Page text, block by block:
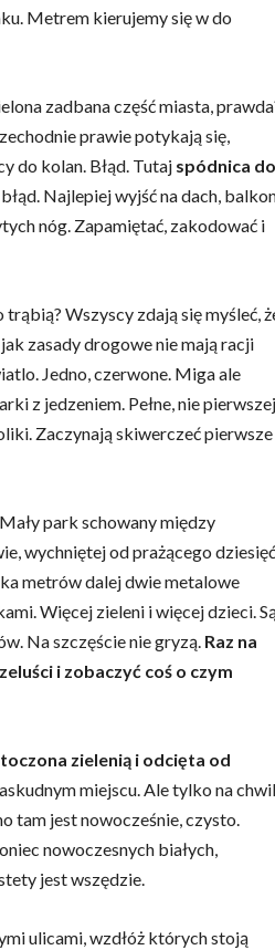
Metrem kierujemy się w do
zadbana część miasta,
prawie potykają się,
do kolan. Błąd. Tutaj spódnica do
Najlepiej wyjść na dach,
nóg. Zapamiętać, zakodować i
trąbią? Wszyscy zdają się myśleć,
zasady drogowe nie mają racji
Jedno, czerwone. Miga ale
z jedzeniem. Pełne, nie pierwszej
Zaczynają skiwerczeć pierwsze
park schowany między
wychniętej od prażącego dziesięć
metrów dalej dwie metalowe
Więcej zieleni i więcej dzieci.
Na szczęście nie gryzą. Raz na
i zobaczyć coś o czym
zielenią i odcięta od
miejscu. Ale tylko na
tam jest nowocześnie, czysto.
nowoczesnych białych,
jest wszędzie.
ulicami, wzdłóż których stoją